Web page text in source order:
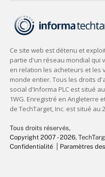
Tous droits réservés,
Copyright 2007 - 2026,
Confidentialité
Paramètres